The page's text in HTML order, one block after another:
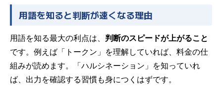
用語を知ると判断が速くなる理由
用語を知る最大の利点は、 判断のスピードが上がること
です。例えば「トークン」を理解していれば、料金の仕
組みが読めます。「ハルシネーション」を知っていれ
ば、出力を確認する習慣も身につくはずです。